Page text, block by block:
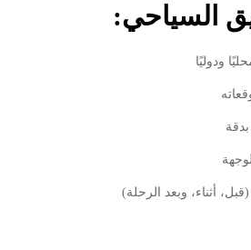
السياحي:
ودوليًا
أثناء، وبعد الرحلة)